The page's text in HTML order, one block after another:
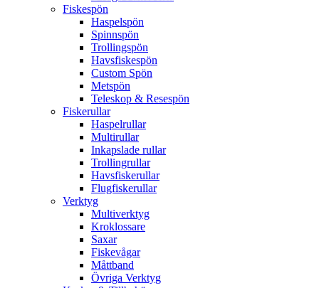
Fiskespön
Haspelspön
Spinnspön
Trollingspön
Havsfiskespön
Custom Spön
Metspön
Teleskop & Resespön
Fiskerullar
Haspelrullar
Multirullar
Inkapslade rullar
Trollingrullar
Havsfiskerullar
Flugfiskerullar
Verktyg
Multiverktyg
Kroklossare
Saxar
Fiskevågar
Måttband
Övriga Verktyg